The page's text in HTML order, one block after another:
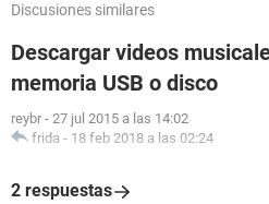
Discusiones similares
Descargar videos
memoria USB o disco
reybr - 27 jul 2015 a las 14:02
frida - 18 feb 2018 a las 02:24
2 respuestas